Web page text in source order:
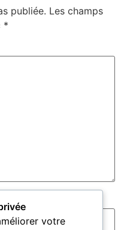
publiée. Les champs
*
votre